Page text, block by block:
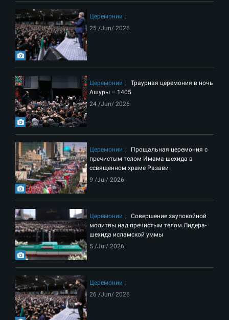
Церемонии
25 /Jun/ 2026
Церемонии
Траурная церемония в ночь
Ашуры – 1405
24 /Jun/ 2026
Церемонии
Прощальная церемония с
пречистым телом Имама-шехида в
ссвященном храме Разави
9 /Jul/ 2026
Церемонии
Совершение заупокойной
молитвы над пречистым телом Лидера-
шехида исламской уммы
5 /Jul/ 2026
Церемонии
26 /Jun/ 2026